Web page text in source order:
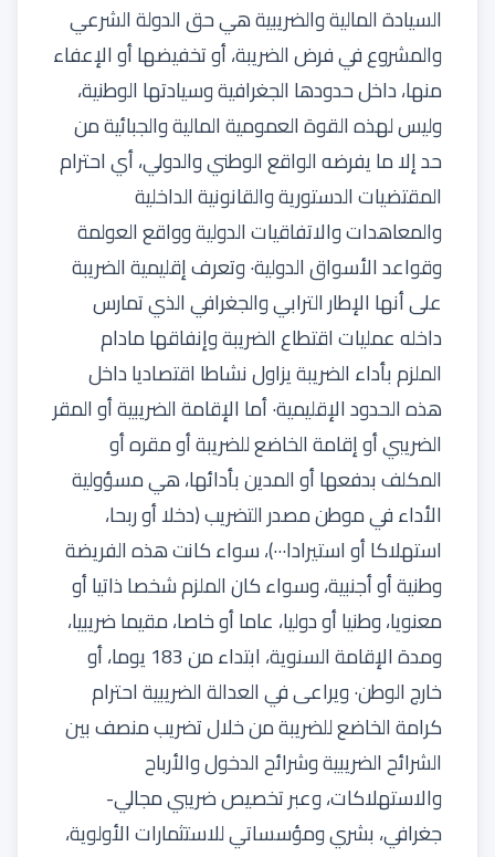
السيادة المالية والضريبية هي حق الدولة الشرعي
والمشروع في فرض الضريبة، أو تخفيضها أو الإعفاء
منها، داخل حدودها الجغرافية وسيادتها الوطنية،
وليس لهذه القوة العمومية المالية والجبائية من
حد إلا ما يفرضه الواقع الوطني والدولي، أي احترام
المقتضيات الدستورية والقانونية الداخلية
والمعاهدات والاتفاقيات الدولية وواقع العولمة
وقواعد الأسواق الدولية· وتعرف إقليمية الضريبة
على أنها الإطار الترابي والجغرافي الذي تمارس
داخله عمليات اقتطاع الضريبة وإنفاقها مادام
الملزم بأداء الضريبة يزاول نشاطا اقتصاديا داخل
هذه الحدود الإقليمية· أما الإقامة الضريبية أو المقر
الضريبي أو إقامة الخاضع للضريبة أو مقره أو
المكلف بدفعها أو المدين بأدائها، هي مسؤولية
الأداء في موطن مصدر التضريب (دخلا أو ربحا،
استهلاكا أو استيرادا···)، سواء كانت هذه الفريضة
وطنية أو أجنبية، وسواء كان الملزم شخصا ذاتيا أو
معنويا، وطنيا أو دوليا، عاما أو خاصا، مقيما ضريبيا،
ومدة الإقامة السنوية، ابتداء من 183 يوما، أو
خارج الوطن· ويراعى في العدالة الضريبية احترام
كرامة الخاضع للضريبة من خلال تضريب منصف بين
الشرائح الضريبية وشرائح الدخول والأرباح
والاستهلاكات، وعبر تخصيص ضريبي مجالي-
جغرافي، بشري ومؤسساتي للاستثمارات الأولوية،